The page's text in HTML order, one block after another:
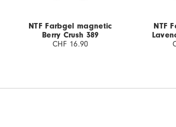
NTF Farbgel magnetic
Berry Crush 389
CHF 16.90
NTF